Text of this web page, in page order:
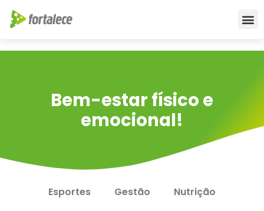
Bem-estar físico e
emocional!
Esportes Gestão
Nutrição